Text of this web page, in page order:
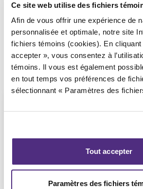
Ce site web utilise des fichiers
Afin de vous offrir une expérience de
personnalisée et optimale, notre site
fichiers témoins (cookies). En cliquant
accepter », vous consentez à
témoins. Il vous est également
en tout temps vos préférences de
sélectionnant « Paramètres des
Tout accepter
Paramètres des fichiers
CPA, PAIR, SAI